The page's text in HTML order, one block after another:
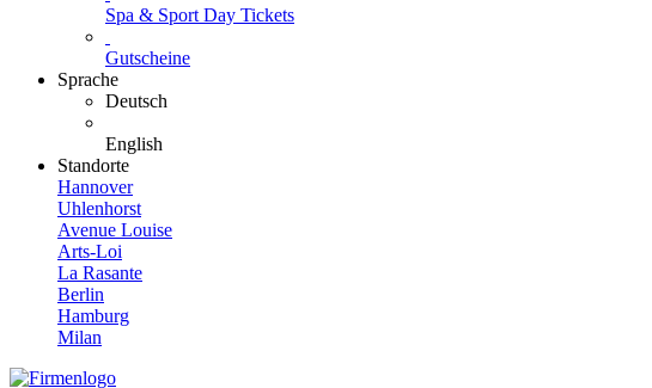
Spa & Sport Day Tickets
Gutscheine
Sprache
Deutsch
English
Standorte
Hannover
Uhlenhorst
Avenue Louise
Arts-Loi
La Rasante
Berlin
Hamburg
Milan